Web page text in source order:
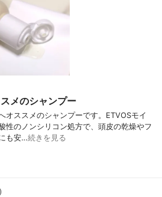
メのシャンプー
オススメのシャンプーです。ETVOSモイ
性のノンシリコン処方で、頭皮の乾燥やフ
も安…続きを見る